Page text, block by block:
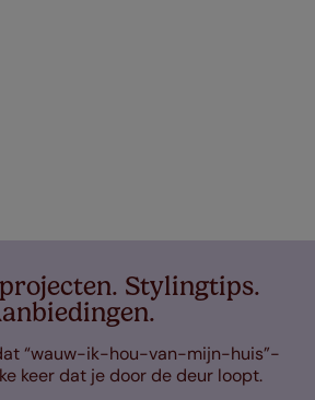
Stylingtips.
“wauw-ik-hou-van-mijn-huis”-
keer dat je door de deur loopt.